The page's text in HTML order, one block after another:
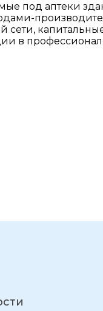
под аптеки
в